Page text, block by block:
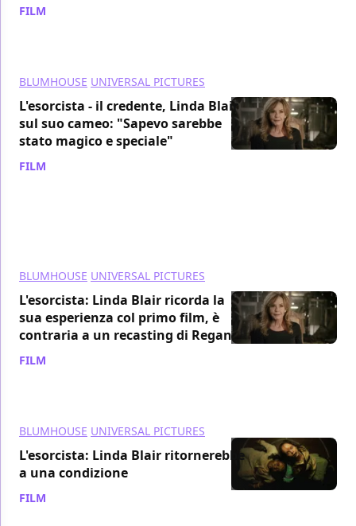
FILM
BLUMHOUSE UNIVERSAL PICTURES
L'esorcista - il credente, Linda Blair
sul suo cameo: "Sapevo sarebbe
stato magico e speciale"
FILM
BLUMHOUSE UNIVERSAL PICTURES
L'esorcista: Linda Blair ricorda la
sua esperienza col primo film, è
contraria a un recasting di Regan
FILM
BLUMHOUSE UNIVERSAL PICTURES
L'esorcista: Linda Blair ritornerebbe
a una condizione
FILM